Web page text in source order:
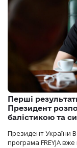
Перші
Президент
балістикою та
Президент України
програма FREYJA